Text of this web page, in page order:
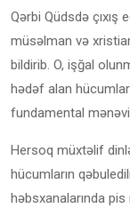
Qərbi Qüdsdə çıxış
müsəlman və
bildirib. O, işğal
hədəf alan
fundamental mənəvi
Hersoq müxtəlif
hücumların
həbsxanalarında